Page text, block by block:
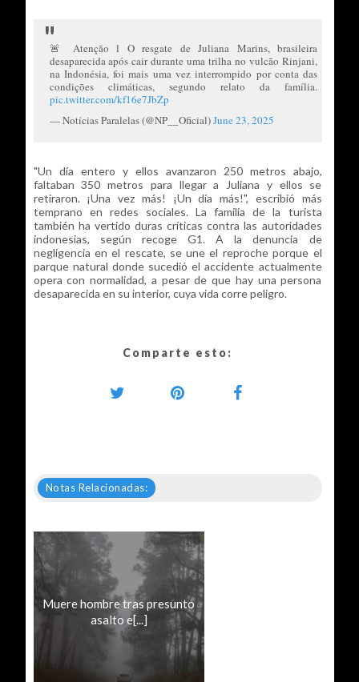
🚨 Atenção l O resgate de Juliana Marins, brasileira
desaparecida após cair durante uma trilha no vulcão Rinjani,
na Indonésia, foi mais uma vez interrompido por conta das
condições climáticas, segundo relato da família.
pic.twitter.com/kf16e7JbZp
— Notícias Paralelas (@NP__Oficial)June 23, 2025
"Un día entero y ellos avanzaron 250 metros abajo,
faltaban 350 metros para llegar a Juliana y ellos se
retiraron. ¡Una vez más! ¡Un día más!", escribió más
temprano en redes sociales. La familia de la turista
también ha vertido duras críticas contra las autoridades
indonesias, según recoge G1. A la denuncia de
negligencia en el rescate, se une el reproche porque el
parque natural donde sucedió el accidente actualmente
opera con normalidad, a pesar de que hay una persona
desaparecida en su interior, cuya vida corre peligro.
Comparte esto:
Notas Relacionadas:
Muere hombre tras presunto
asalto e[...]